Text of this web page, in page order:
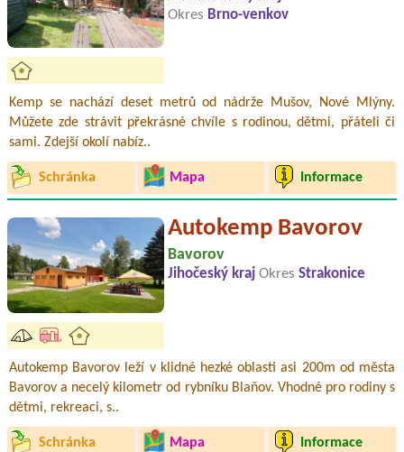
Okres Brno-venkov
Kemp se nachází deset metrů od nádrže Mušov, Nové Mlýny.
Můžete zde strávit překrásné chvíle s rodinou, dětmi, přáteli či
sami. Zdejší okolí nabíz..
Schránka Mapa Informace
Autokemp Bavorov
Bavorov
Jihočeský kraj Okres Strakonice
Autokemp Bavorov leží v klidné hezké oblasti asi 200m od města
Bavorov a necelý kilometr od rybníku Blaňov. Vhodné pro rodiny s
dětmi, rekreaci, s..
Schránka Mapa Informace